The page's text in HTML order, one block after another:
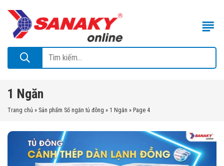
1 Ngăn
Trang chủ » Sản phẩm Số ngăn tủ đông » 1 Ngăn » Page 4